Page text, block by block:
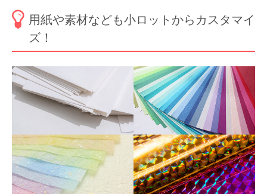
用紙や素材なども小ロットからカスタマイ
ズ！